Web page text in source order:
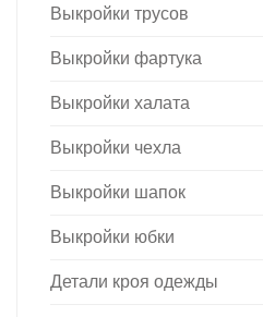
Выкройки трусов
Выкройки фартука
Выкройки халата
Выкройки чехла
Выкройки шапок
Выкройки юбки
Детали кроя одежды